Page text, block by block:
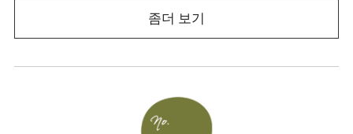
좀더 보기